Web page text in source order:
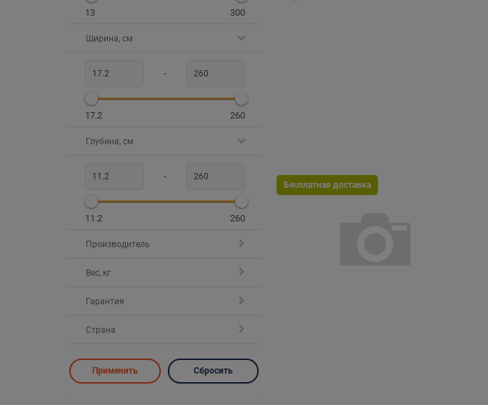
13 300
Ширина, см
-
17.2 260
Глубина, см
-
11.2 260
Производитель
Вес, кг
Гарантия
Страна
Бесплатная доставка